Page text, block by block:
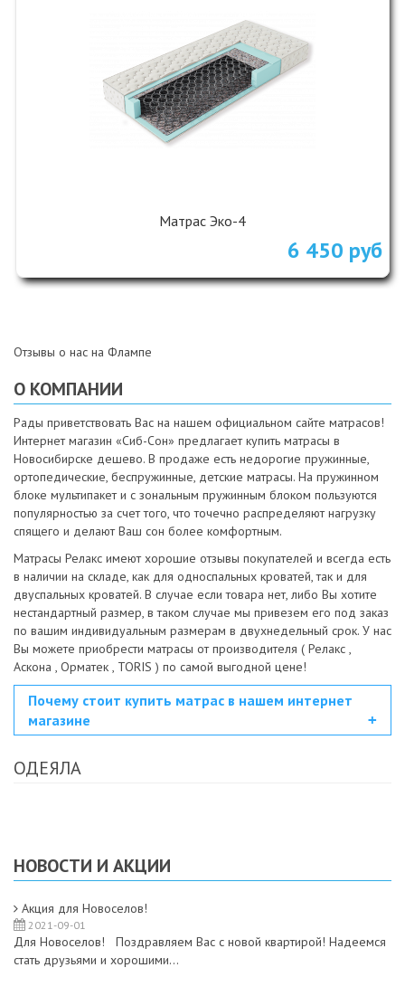
Матрас Эко-4
6 450 руб
Отзывы о нас на Флампе
О КОМПАНИИ
Рады приветствовать Вас на нашем официальном сайте матрасов!
Интернет магазин «Сиб-Сон» предлагает купить матрасы в
Новосибирске дешево. В продаже есть недорогие пружинные,
ортопедические, беспружинные, детские матрасы. На пружинном
блоке мультипакет и с зональным пружинным блоком пользуются
популярностью за счет того, что точечно распределяют нагрузку
спящего и делают Ваш сон более комфортным.
Матрасы Релакс имеют хорошие отзывы покупателей и всегда есть
в наличии на складе, как для односпальных кроватей, так и для
двуспальных кроватей. В случае если товара нет, либо Вы хотите
нестандартный размер, в таком случае мы привезем его под заказ
по вашим индивидуальным размерам в двухнедельный срок. У нас
Вы можете приобрести матрасы от производителя ( Релакс ,
Аскона , Орматек , TORIS ) по самой выгодной цене!
Почему стоит купить матрас в нашем интернет
магазине
ОДЕЯЛА
НОВОСТИ И АКЦИИ
Акция для Новоселов!
2021-09-01
Для Новоселов! Поздравляем Вас с новой квартирой! Надеемся
стать друзьями и хорошими...